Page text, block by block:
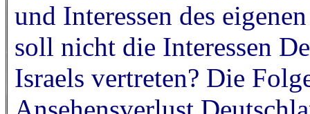
und Interessen des
soll nicht die Interessen
Israels vertreten? Die